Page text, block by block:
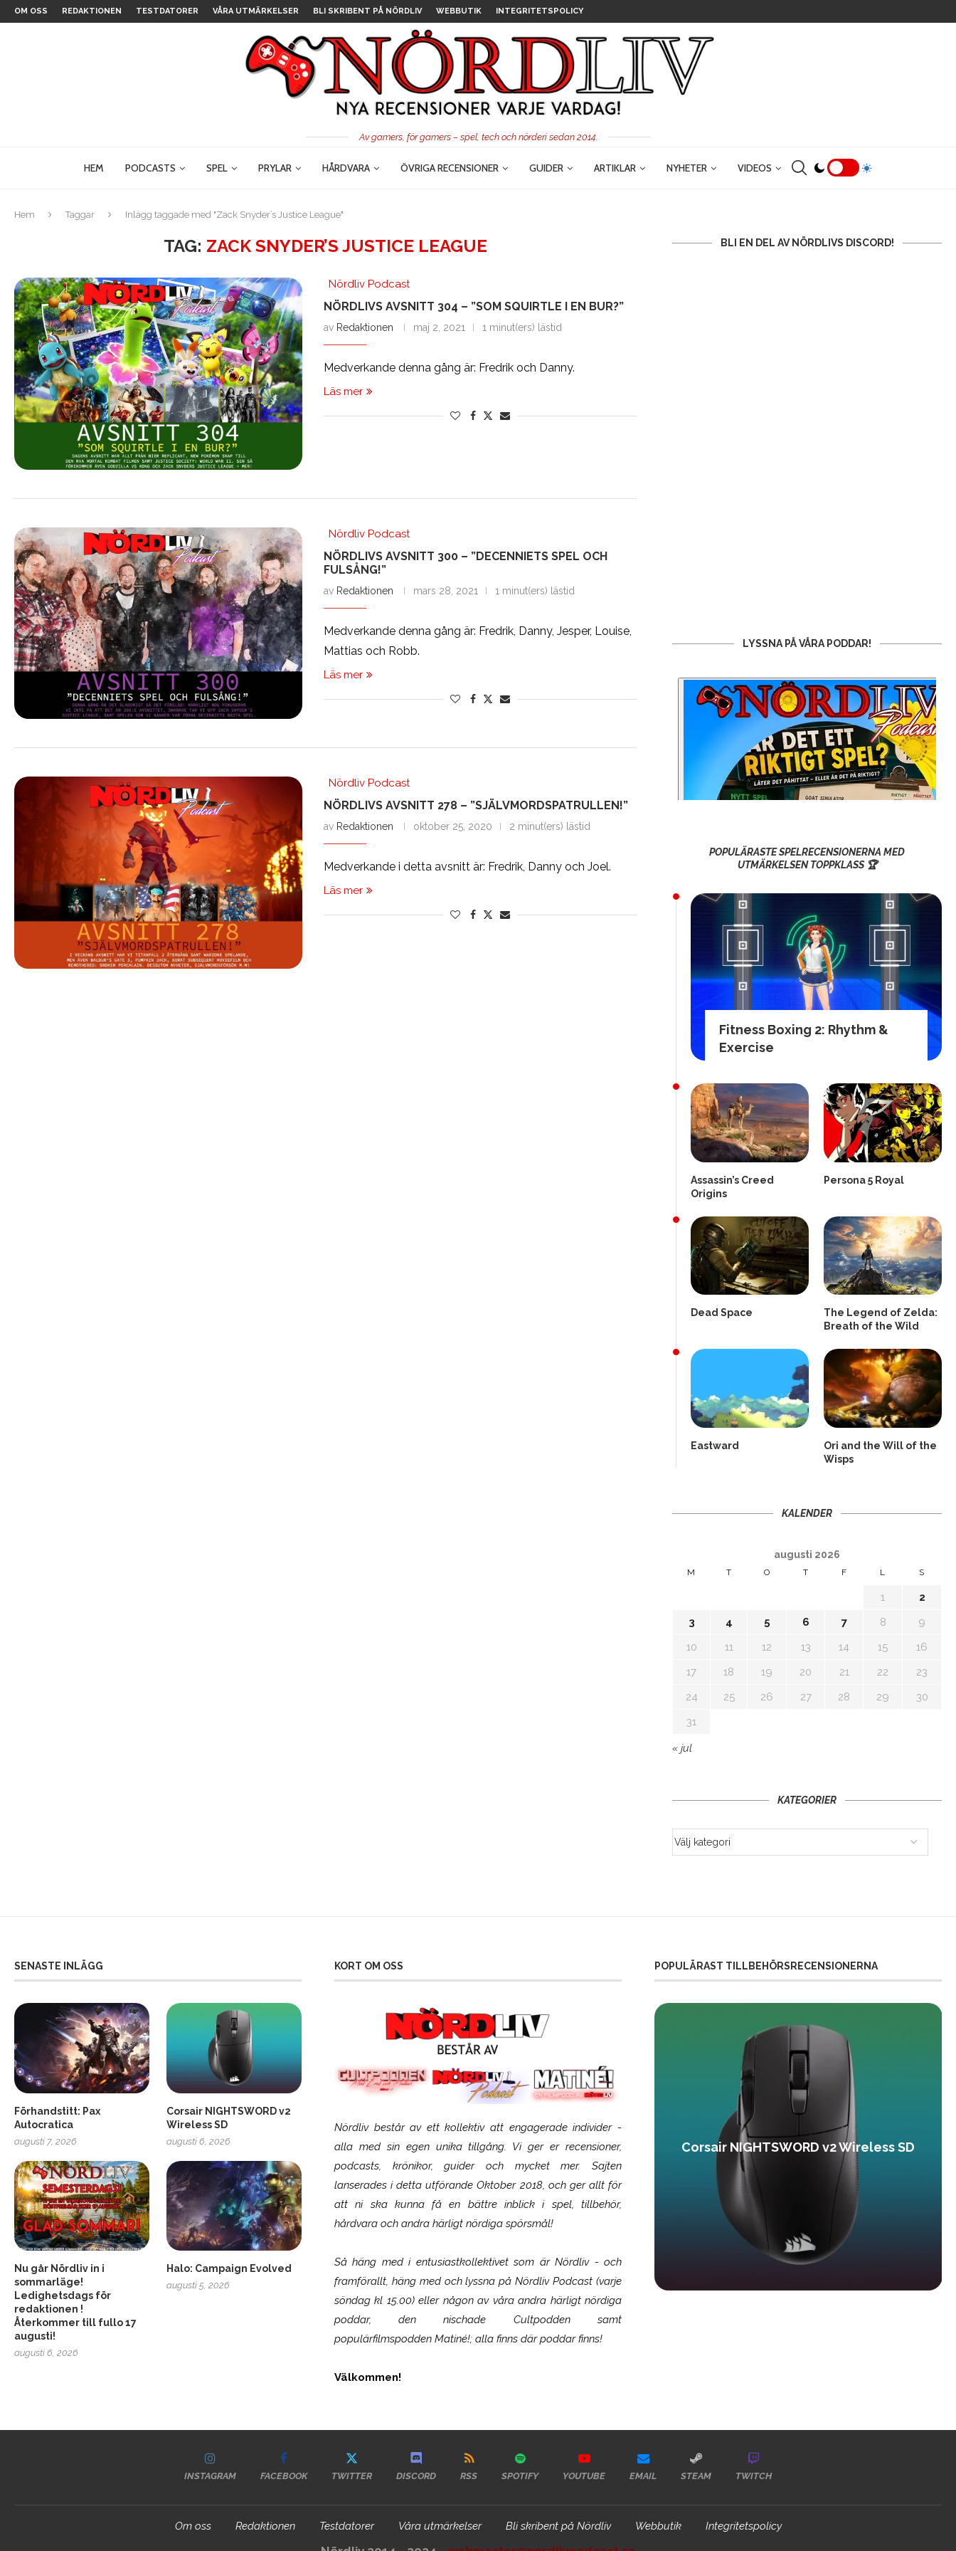
OM OSS REDAKTIONEN TESTDATORER VÅRA UTMÄRKELSER BLI SKRIBENT PÅ NÖRDLIV WEBBUTIK INTEGRITETSPOLICY
Av gamers, för gamers – spel, tech och nörderi sedan 2014.
HEM PODCASTS SPEL PRYLAR HÅRDVARA ÖVRIGA RECENSIONER GUIDER ARTIKLAR NYHETER VIDEOS
Hem Taggar Inlägg taggade med "Zack Snyder’s Justice League"
TAG: ZACK SNYDER’S JUSTICE LEAGUE
Nördliv Podcast
NÖRDLIVS AVSNITT 304 – ”SOM SQUIRTLE I EN BUR?”
av Redaktionen maj 2, 2021 1 minut(ers) lästid
Medverkande denna gång är: Fredrik och Danny.
Läs mer
Nördliv Podcast
NÖRDLIVS AVSNITT 300 – ”DECENNIETS SPEL OCH
FULSÅNG!”
av Redaktionen mars 28, 2021 1 minut(ers) lästid
Medverkande denna gång är: Fredrik, Danny, Jesper, Louise,
Mattias och Robb.
Läs mer
Nördliv Podcast
NÖRDLIVS AVSNITT 278 – ”SJÄLVMORDSPATRULLEN!”
av Redaktionen oktober 25, 2020 2 minut(ers) lästid
Medverkande i detta avsnitt är: Fredrik, Danny och Joel.
Läs mer
BLI EN DEL AV NÖRDLIVS DISCORD!
LYSSNA PÅ VÅRA PODDAR!
POPULÄRASTE SPELRECENSIONERNA MED
UTMÄRKELSEN TOPPKLASS 🏆
Fitness Boxing 2: Rhythm &
Exercise
Assassin’s Creed
Origins
Persona 5 Royal
Dead Space
The Legend of Zelda:
Breath of the Wild
Eastward
Ori and the Will of the
Wisps
KALENDER
augusti 2026
M T O T F L S
1
2
3
4 5 6 7 8
9
10
11 12 13 14 15
16
17
18 19 20 21 22
23
24
25 26 27 28 29
30
31
« jul
KATEGORIER
SENASTE INLÄGG
Förhandstitt: Pax
Autocratica
augusti 7, 2026
Corsair NIGHTSWORD v2
Wireless SD
augusti 6, 2026
Nu går Nördliv in i
sommarläge!
Ledighetsdags för
redaktionen !
Återkommer till fullo 17
augusti!
augusti 6, 2026
Halo: Campaign Evolved
augusti 5, 2026
KORT OM OSS
Nördliv består av ett kollektiv att engagerade individer -
alla med sin egen unika tillgång. Vi ger er recensioner,
podcasts, krönikor, guider och mycket mer. Sajten
lanserades i detta utförande Oktober 2018, och ger allt för
att ni ska kunna få en bättre inblick i spel, tillbehör,
hårdvara och andra härligt nördiga spörsmål!
Så häng med i entusiastkollektivet som ärNördliv- och
framförallt, häng med och lyssna på Nördliv Podcast (varje
söndag kl 15.00) eller någon av våra andra härligt nördiga
poddar, den nischade Cultpodden samt
populärfilmspodden Matiné!; alla finns där poddar finns!
Välkommen!
POPULÄRAST TILLBEHÖRSRECENSIONERNA
Soundcore Liberty 5 Pro SCUF Gaming Omega Corsair NIGHTSWORD v2 Wireless SD
INSTAGRAM FACEBOOK TWITTER DISCORD RSS SPOTIFY YOUTUBE EMAIL STEAM TWITCH
Om oss Redaktionen Testdatorer Våra utmärkelser Bli skribent på Nördliv Webbutik Integritetspolicy